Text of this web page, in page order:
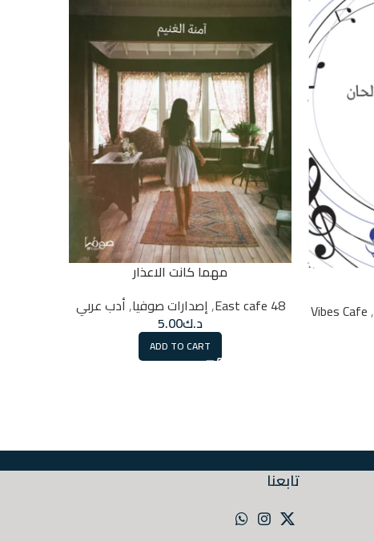
,
Vibes Cafe
مهما كانت الاعذار
48 East cafe
,إصدارات صوفيا,أدب عربي
د.ك5.00
ADD TO CART
تابعنا